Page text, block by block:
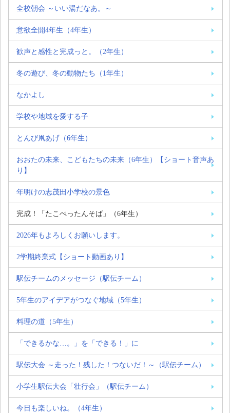
全校朝会 ～いい湯だなあ。～
意欲全開4年生（4年生）
歓声と感性と完成っと。（2年生）
冬の遊び、冬の動物たち（1年生）
なかよし
学校や地域を愛する子
とんび凧あげ（6年生）
おおたの未来、こどもたちの未来（6年生）【ショート音声あ
り】
年明けの志茂田小学校の景色
完成！「たこぺったんそば」（6年生）
2026年もよろしくお願いします。
2学期終業式【ショート動画あり】
駅伝チームのメッセージ（駅伝チーム）
5年生のアイデアがつなぐ地域（5年生）
料理の道（5年生）
「できるかな…。」を「できる！」に
駅伝大会 ～走った！残した！つないだ！～（駅伝チーム）
小学生駅伝大会「壮行会」（駅伝チーム）
今日も楽しいね。（4年生）